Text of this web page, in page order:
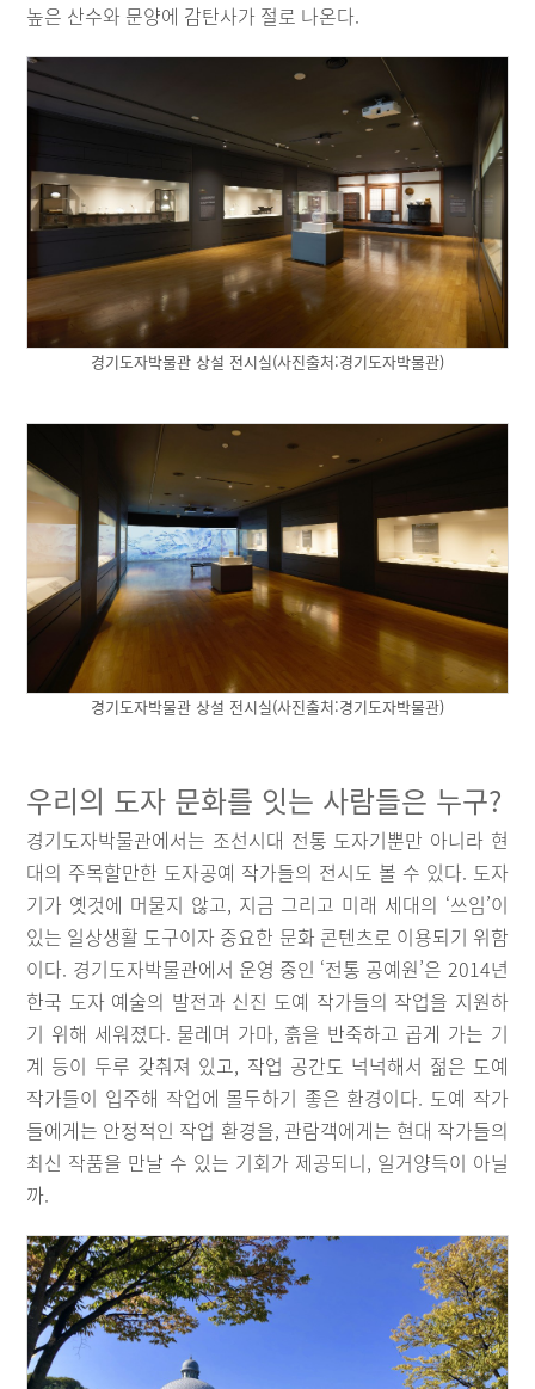
높은 산수와 문양에 감탄사가 절로 나온다.
경기도자박물관 상설 전시실(사진출처:경기도자박물관)
경기도자박물관 상설 전시실(사진출처:경기도자박물관)
우리의 도자 문화를 잇는 사람들은 누구?
경기도자박물관에서는 조선시대 전통 도자기뿐만 아니라 현
대의 주목할만한 도자공예 작가들의 전시도 볼 수 있다. 도자
기가 옛것에 머물지 않고, 지금 그리고 미래 세대의 ‘쓰임’이
있는 일상생활 도구이자 중요한 문화 콘텐츠로 이용되기 위함
이다. 경기도자박물관에서 운영 중인 ‘전통 공예원’은 2014년
한국 도자 예술의 발전과 신진 도예 작가들의 작업을 지원하
기 위해 세워졌다. 물레며 가마, 흙을 반죽하고 곱게 가는 기
계 등이 두루 갖춰져 있고, 작업 공간도 넉넉해서 젊은 도예
작가들이 입주해 작업에 몰두하기 좋은 환경이다. 도예 작가
들에게는 안정적인 작업 환경을, 관람객에게는 현대 작가들의
최신 작품을 만날 수 있는 기회가 제공되니, 일거양득이 아닐
까.